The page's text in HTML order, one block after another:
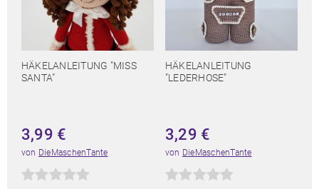
HÄKELANLEITUNG "MISS
SANTA"
3,99 €
von DieMaschenTante
HÄKELANLEITUNG
"LEDERHOSE"
3,29 €
von DieMaschenTante